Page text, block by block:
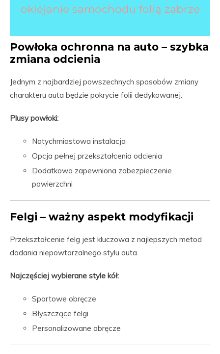
oklejanie samochodu folią zabrze
Powłoka ochronna na auto – szybka
zmiana odcienia
Jednym z najbardziej powszechnych sposobów zmiany
charakteru auta będzie pokrycie folii dedykowanej.
Plusy powłoki:
Natychmiastowa instalacja
Opcja pełnej przekształcenia odcienia
Dodatkowo zapewniona zabezpieczenie
powierzchni
Felgi – ważny aspekt modyfikacji
Przekształcenie felg jest kluczowa z najlepszych metod
dodania niepowtarzalnego stylu auta.
Najczęściej wybierane style kół:
Sportowe obręcze
Błyszczące felgi
Personalizowane obręcze